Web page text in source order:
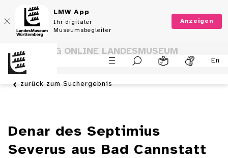
LMW App
Ihr digitaler
Museumsbegleiter
Anzeigen
En
SAMMLUNG ONLINE LANDESMUSEUM
WÜRTTEMBERG
zurück zum Suchergebnis
Denar des Septimius
Severus aus Bad Cannstatt